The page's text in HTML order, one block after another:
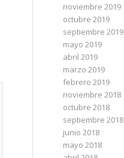
noviembre 2019
octubre 2019
septiembre 2019
mayo 2019
abril 2019
marzo 2019
febrero 2019
noviembre 2018
octubre 2018
septiembre 2018
junio 2018
mayo 2018